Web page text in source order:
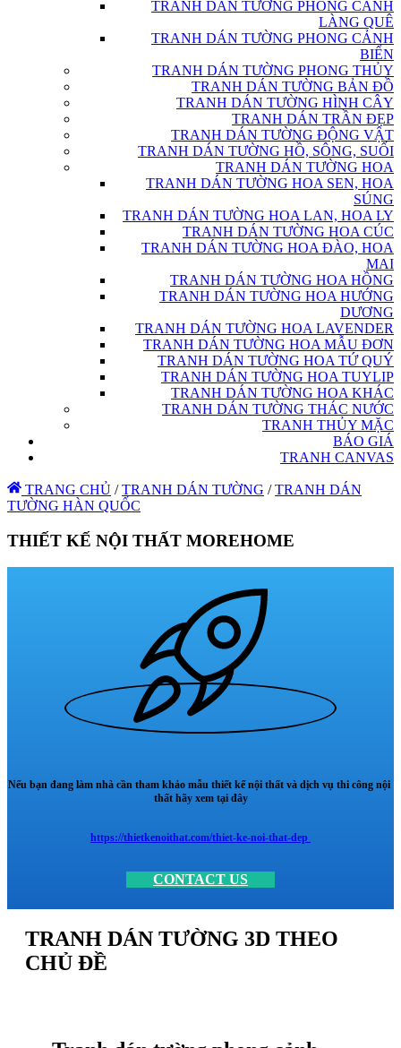
TRANH DÁN TƯỜNG PHONG CẢNH
LÀNG QUÊ
TRANH DÁN TƯỜNG PHONG CẢNH
BIỂN
TRANH DÁN TƯỜNG PHONG THỦY
TRANH DÁN TƯỜNG BẢN ĐỒ
TRANH DÁN TƯỜNG HÌNH CÂY
TRANH DÁN TRẦN ĐẸP
TRANH DÁN TƯỜNG ĐỘNG VẬT
TRANH DÁN TƯỜNG HỒ, SÔNG, SUỐI
TRANH DÁN TƯỜNG HOA
TRANH DÁN TƯỜNG HOA SEN, HOA
SÚNG
TRANH DÁN TƯỜNG HOA LAN, HOA LY
TRANH DÁN TƯỜNG HOA CÚC
TRANH DÁN TƯỜNG HOA ĐÀO, HOA
MAI
TRANH DÁN TƯỜNG HOA HỒNG
TRANH DÁN TƯỜNG HOA HƯỚNG
DƯƠNG
TRANH DÁN TƯỜNG HOA LAVENDER
TRANH DÁN TƯỜNG HOA MẪU ĐƠN
TRANH DÁN TƯỜNG HOA TỨ QUÝ
TRANH DÁN TƯỜNG HOA TUYLIP
TRANH DÁN TƯỜNG HOA KHÁC
TRANH DÁN TƯỜNG THÁC NƯỚC
TRANH THỦY MẶC
BÁO GIÁ
TRANH CANVAS
TRANG CHỦ / TRANH DÁN TƯỜNG / TRANH DÁN
TƯỜNG HÀN QUỐC
THIẾT KẾ NỘI THẤT MOREHOME
Nếu bạn đang làm nhà cần tham khảo mẫu thiết kế nội thất và dịch vụ thi công nội
thất hãy xem tại đây
https://thietkenoithat.com/thiet-ke-noi-that-dep
CONTACT US
TRANH DÁN TƯỜNG 3D THEO
CHỦ ĐỀ